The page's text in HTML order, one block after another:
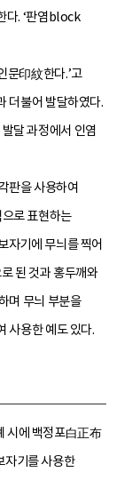
다. ‘판염block
문印紋한다.’고
더불어 발달하였다.
달 과정에서 인염
판을 사용하여
로 표현하는
자기에 무늬를 찍어
된 것과 홍두깨와
며 무늬 부분을
사용한 예도 있다.
시에 백정포白正布
자기를 사용한